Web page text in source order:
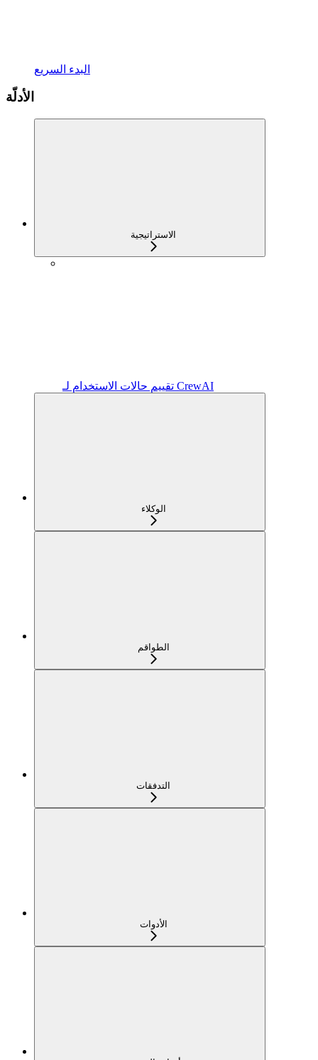
البدء السريع
الأدلّة
الاستراتيجية
تقييم حالات الاستخدام لـ CrewAI
الوكلاء
الطواقم
التدفقات
الأدوات